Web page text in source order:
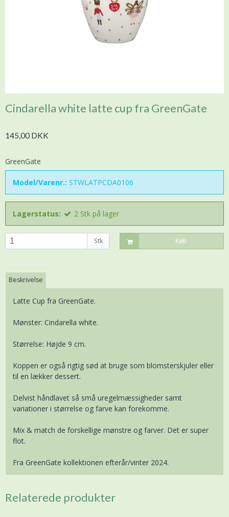
Cindarella white latte cup fra GreenGate
145,00 DKK
GreenGate
Model/Varenr.: STWLATPCDA0106
Lagerstatus: 2 Stk på lager
Stk Køb
Beskrivelse
Latte Cup fra GreenGate.
Mønster: Cindarella white.
Størrelse: Højde 9 cm.
Koppen er også rigtig sød at bruge som blomsterskjuler eller
til en lækker dessert.
Delvist håndlavet så små uregelmæssigheder samt
variationer i størrelse og farve kan forekomme.
Mix & match de forskellige mønstre og farver. Det er super
flot.
Fra GreenGate kollektionen efterår/vinter 2024.
Relaterede produkter